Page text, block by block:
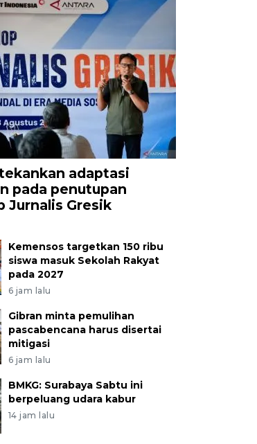
adaptasi
pada penutupan
Jurnalis Gresik
Kemensos targetkan 150 ribu
siswa masuk Sekolah Rakyat
pada 2027
6 jam lalu
Gibran minta pemulihan
pascabencana harus disertai
mitigasi
6 jam lalu
BMKG: Surabaya Sabtu ini
berpeluang udara kabur
14 jam lalu